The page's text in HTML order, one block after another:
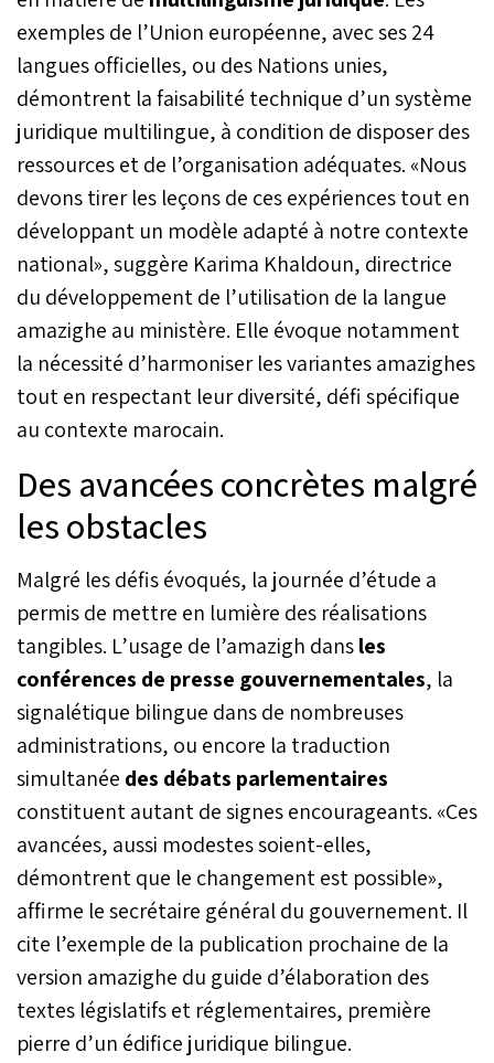
exemples de l’Union européenne, avec ses 24
langues officielles, ou des Nations unies,
démontrent la faisabilité technique d’un système
juridique multilingue, à condition de disposer des
ressources et de l’organisation adéquates. «Nous
devons tirer les leçons de ces expériences tout en
développant un modèle adapté à notre contexte
national», suggère Karima Khaldoun, directrice
du développement de l’utilisation de la langue
amazighe au ministère. Elle évoque notamment
la nécessité d’harmoniser les variantes amazighes
tout en respectant leur diversité, défi spécifique
au contexte marocain.
Des avancées concrètes malgré
les obstacles
Malgré les défis évoqués, la journée d’étude a
permis de mettre en lumière des réalisations
tangibles. L’usage de l’amazigh dansles
conférences de presse gouvernementales, la
signalétique bilingue dans de nombreuses
administrations, ou encore la traduction
simultanée des débats parlementaires
constituent autant de signes encourageants. «Ces
avancées, aussi modestes soient-elles,
démontrent que le changement est possible»,
affirme le secrétaire général du gouvernement. Il
cite l’exemple de la publication prochaine de la
version amazighe du guide d’élaboration des
textes législatifs et réglementaires, première
pierre d’un édifice juridique bilingue.